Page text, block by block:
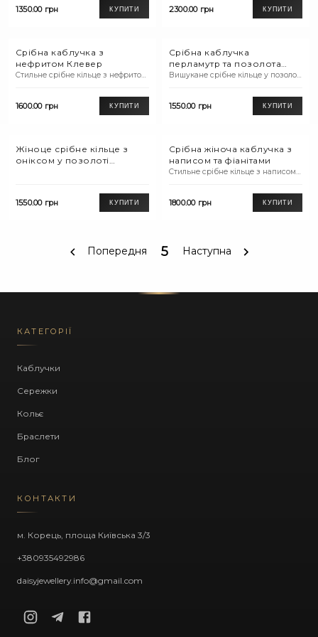
1350.00 грн КУПИТИ 2300.00 грн КУПИТИ
Срібна каблучка з
нефритом Клевер
Стильне срібне кільце з нефритом
1600.00 грн КУПИТИ
Срібна каблучка
перламутр та позолота
Клевер
Вишукане срібне кільце у позолоті
1550.00 грн КУПИТИ
Жіноце срібне кільце з
оніксом у позолоті
1550.00 грн КУПИТИ
Срібна жіноча каблучка з
написом та фіанітами
Стильне срібне кільце з написом
1800.00 грн КУПИТИ
Попередня 5 Наступна
КАТЕГОРІЇ
Каблучки
Сережки
Кольє
Браслети
Блог
КОНТАКТИ
м. Корець, площа Київська 3/3
+380935492986
daisyjewellery.info@gmail.com